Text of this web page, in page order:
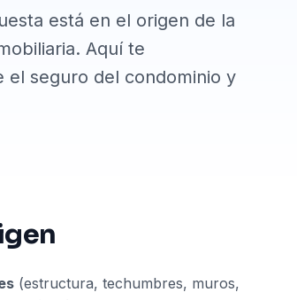
está en el origen de la
Aquí te
el seguro del condominio y
(estructura, techumbres, muros,